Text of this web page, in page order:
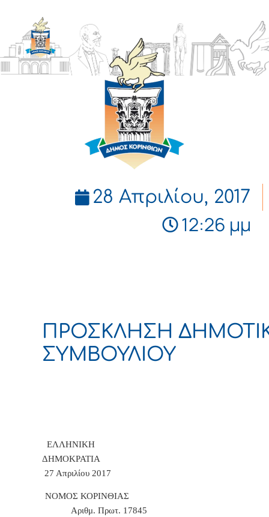
ΔΗΜΟΣ
ΚΟΡΙΝΘΙΩΝ
28 Απριλίου, 2017
12:26 μμ
ΠΡΟΣΚΛΗΣΗ
ΣΥΜΒΟΥΛΙΟΥ
ΕΛΛΗΝΙΚΗ
ΔΗΜΟΚΡΑΤΙΑ
27 Απριλίου 2017
ΝΟΜΟΣ
Αριθμ. Πρωτ. 17845